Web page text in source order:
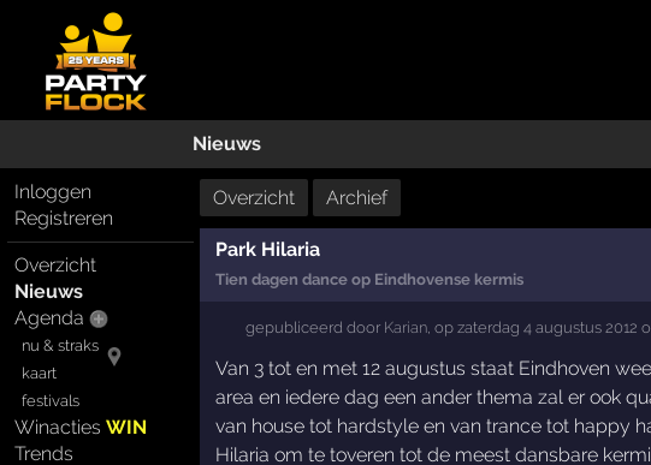
Nieuws
Inloggen
Registreren
Overzicht
Nieuws
Agenda
nu & straks
kaart
festivals
WinactiesWIN
Trends
Overzicht Archief
Park Hilaria
Tien dagen dance op Eindhovense kermis
gepubliceerd door Karian, opzaterdag 4 augustus 2012
Van 3 tot en met 12 augustus staat Eindhoven
area en iedere dag een ander thema zal er ook
van house tot hardstyle en van trance tot happy
Hilaria om te toveren tot de meest dansbare